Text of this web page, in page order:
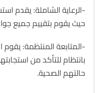
-الرعاية الشاملة: يقدم
حيث يقوم بتقييم جميع
-المتابعة المنتظمة:
بانتظام للتأكد من
حالتهم الصحية.